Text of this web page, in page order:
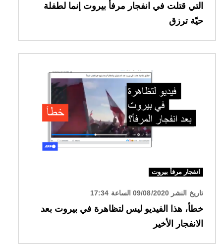
التي قتلت في انفجار مرفأ بيروت إنما لطفلة
حيّة ترزق
انفجار مرفأ بيروت
تاريخ النشر 09/08/2020 الساعة 17:34
خطأ، هذا الفيديو ليس لتظاهرة في بيروت بعد
الانفجار الأخير